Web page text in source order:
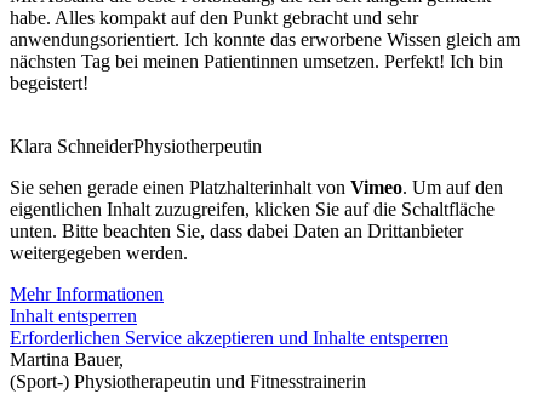
habe. Alles kompakt auf den Punkt gebracht und sehr
anwendungsorientiert. Ich konnte das erworbene Wissen gleich am
nächsten Tag bei meinen Patientinnen umsetzen. Perfekt! Ich bin
begeistert!
Klara SchneiderPhysiotherpeutin
Sie sehen gerade einen Platzhalterinhalt von Vimeo. Um auf den
eigentlichen Inhalt zuzugreifen, klicken Sie auf die Schaltfläche
unten. Bitte beachten Sie, dass dabei Daten an Drittanbieter
weitergegeben werden.
Mehr Informationen
Inhalt entsperren
Erforderlichen Service akzeptieren und Inhalte entsperren
Martina Bauer,
(Sport-) Physiotherapeutin und Fitnesstrainerin